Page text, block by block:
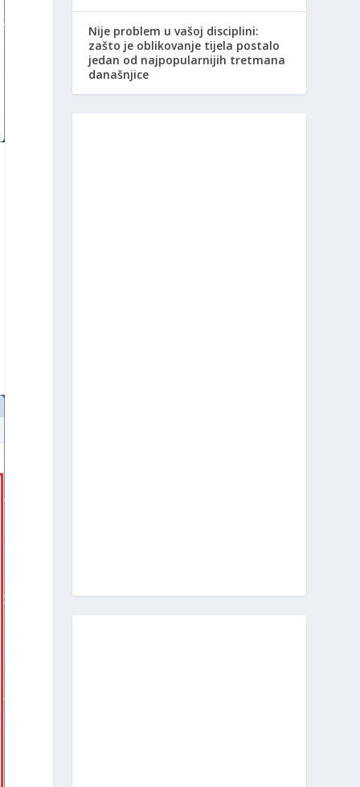
Nije problem u vašoj disciplini:
zašto je oblikovanje tijela postalo
jedan od najpopularnijih tretmana
današnjice